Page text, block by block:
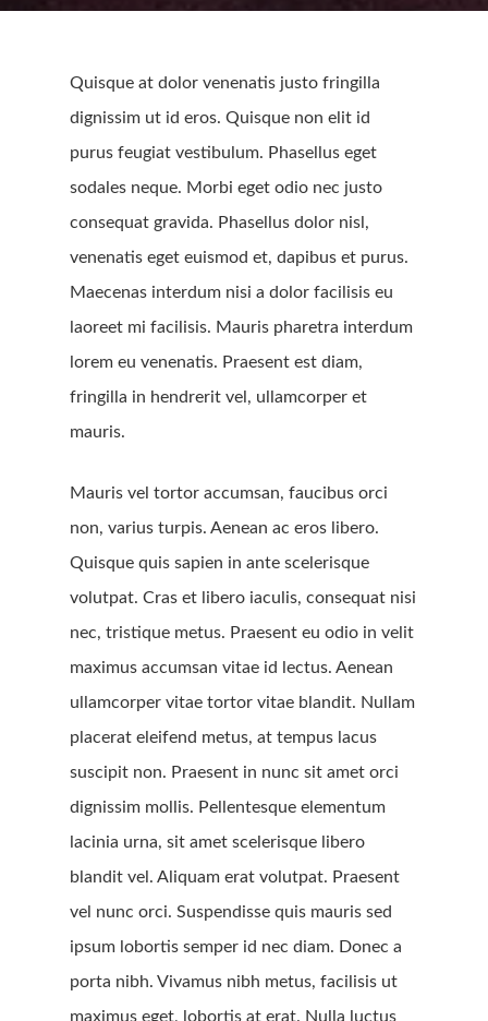
Quisque at dolor venenatis justo fringilla
dignissim ut id eros. Quisque non elit id
purus feugiat vestibulum. Phasellus eget
sodales neque. Morbi eget odio nec justo
consequat gravida. Phasellus dolor nisl,
venenatis eget euismod et, dapibus et purus.
Maecenas interdum nisi a dolor facilisis eu
laoreet mi facilisis. Mauris pharetra interdum
lorem eu venenatis. Praesent est diam,
fringilla in hendrerit vel, ullamcorper et
mauris.
Mauris vel tortor accumsan, faucibus orci
non, varius turpis. Aenean ac eros libero.
Quisque quis sapien in ante scelerisque
volutpat. Cras et libero iaculis, consequat nisi
nec, tristique metus. Praesent eu odio in velit
maximus accumsan vitae id lectus. Aenean
ullamcorper vitae tortor vitae blandit. Nullam
placerat eleifend metus, at tempus lacus
suscipit non. Praesent in nunc sit amet orci
dignissim mollis. Pellentesque elementum
lacinia urna, sit amet scelerisque libero
blandit vel. Aliquam erat volutpat. Praesent
vel nunc orci. Suspendisse quis mauris sed
ipsum lobortis semper id nec diam. Donec a
porta nibh. Vivamus nibh metus, facilisis ut
maximus eget, lobortis at erat. Nulla luctus